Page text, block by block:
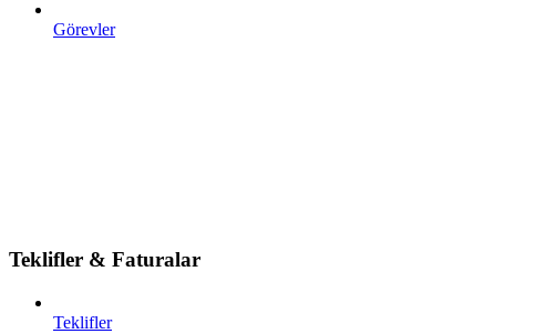
Görevler
Teklifler & Faturalar
Teklifler